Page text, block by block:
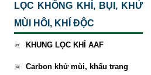
LỌC KHÔNG KHÍ, BỤI, KHỬ
MÙI HÔI, KHÍ ĐỘC
KHUNG LỌC KHÍ AAF
Carbon khử mùi, khẩu trang